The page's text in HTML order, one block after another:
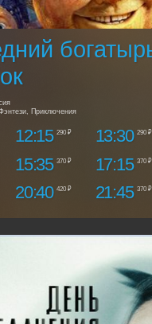
Приключения
12:15 290 ₽ 13:30 290 ₽
15:35 370 ₽ 17:15 370 ₽
20:40 420 ₽ 21:45 370 ₽